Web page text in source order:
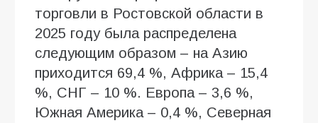
торговли в Ростовской области в
2025 году была распределена
следующим образом – на Азию
приходится 69,4 %, Африка – 15,4
%, СНГ – 10 %. Европа – 3,6 %,
Южная Америка – 0,4 %, Северная